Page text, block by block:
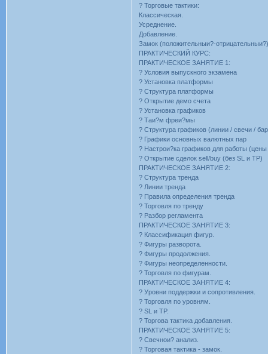
? Торговые тактики:
Классическая.
Усреднение.
Добавление.
Замок (положительныи?-
ПРАКТИЧЕСКИЙ КУРС:
ПРАКТИЧЕСКОЕ ЗАНЯТИЕ 1:
? Условия выпускного экзамена
? Установка платформы
? Структура платформы
? Открытие демо счета
? Установка графиков
? Таи?м фреи?мы
? Структура графиков (линии / свечи /
? Графики основных валютных пар
? Настрои?ка графиков для работы
? Открытие сделок sell/buy (без SL и TP)
ПРАКТИЧЕСКОЕ ЗАНЯТИЕ 2:
? Структура тренда
? Линии тренда
? Правила определения тренда
? Торговля по тренду
? Разбор регламента
ПРАКТИЧЕСКОЕ ЗАНЯТИЕ 3:
? Классификация фигур.
? Фигуры разворота.
? Фигуры продолжения.
? Фигуры неопределенности.
? Торговля по фигурам.
ПРАКТИЧЕСКОЕ ЗАНЯТИЕ 4:
? Уровни поддержки и сопротивления.
? Торговля по уровням.
? SL и TP.
? Торгова тактика добавления.
ПРАКТИЧЕСКОЕ ЗАНЯТИЕ 5:
? Свечнои? анализ.
? Торговая тактика - замок.